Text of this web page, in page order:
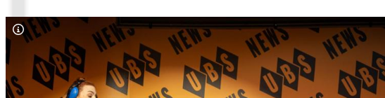
Copyright-Hinweis öffnen/schließen